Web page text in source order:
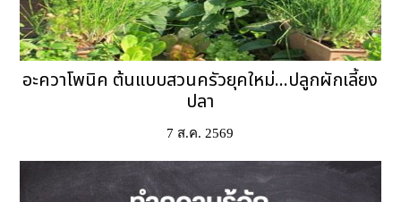
อะควาโพนิค ต้นแบบสวนครัวยุคใหม่...ปลูกผักเลี้ยง
ปลา
7 ส.ค. 2569